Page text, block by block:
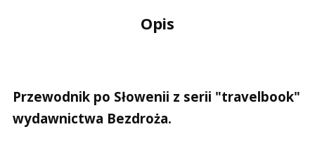
Opis
Przewodnik po Słowenii z serii "travelbook"
wydawnictwa Bezdroża.